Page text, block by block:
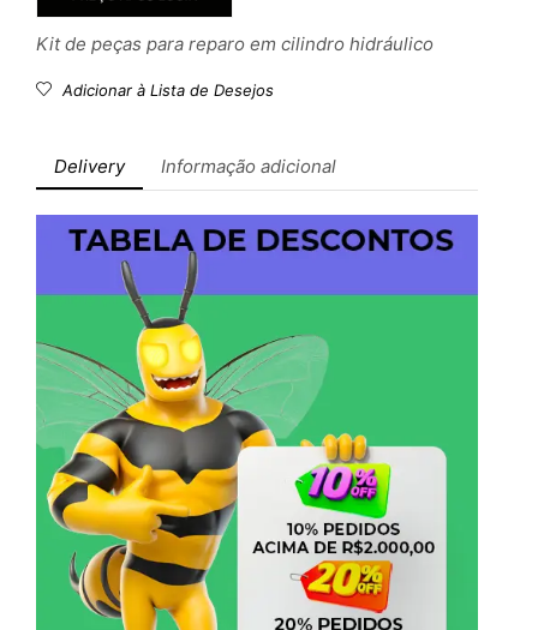
Kit de peças para reparo em cilindro hidráulico
Adicionar à Lista de Desejos
Delivery Informação adicional